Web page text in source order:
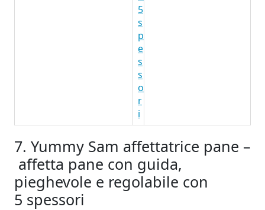
5
s
p
e
s
s
o
r
i
7. Yummy Sam affettatrice pane –
affetta pane con guida,
pieghevole e regolabile con
5 spessori